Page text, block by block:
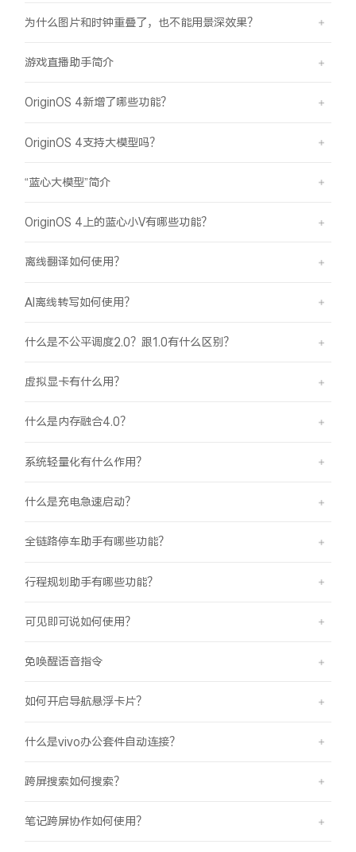
为什么图片和时钟重叠了，也不能用景深效果？
游戏直播助手简介
OriginOS 4新增了哪些功能？
OriginOS 4支持大模型吗？
“蓝心大模型”简介
OriginOS 4上的蓝心小V有哪些功能？
离线翻译如何使用？
AI离线转写如何使用？
什么是不公平调度2.0？跟1.0有什么区别？
虚拟显卡有什么用？
什么是内存融合4.0？
系统轻量化有什么作用？
什么是充电急速启动？
全链路停车助手有哪些功能？
行程规划助手有哪些功能？
可见即可说如何使用？
免唤醒语音指令
如何开启导航悬浮卡片？
什么是vivo办公套件自动连接？
跨屏搜索如何搜索？
笔记跨屏协作如何使用？